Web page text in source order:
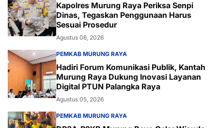
Kapolres Murung Raya Periksa Senpi
Dinas, Tegaskan Penggunaan Harus
Sesuai Prosedur
Agustus 06, 2026
PEMKAB MURUNG RAYA
Hadiri Forum Komunikasi Publik, Kantah
Murung Raya Dukung Inovasi Layanan
Digital PTUN Palangka Raya
Agustus 05, 2026
PEMKAB MURUNG RAYA